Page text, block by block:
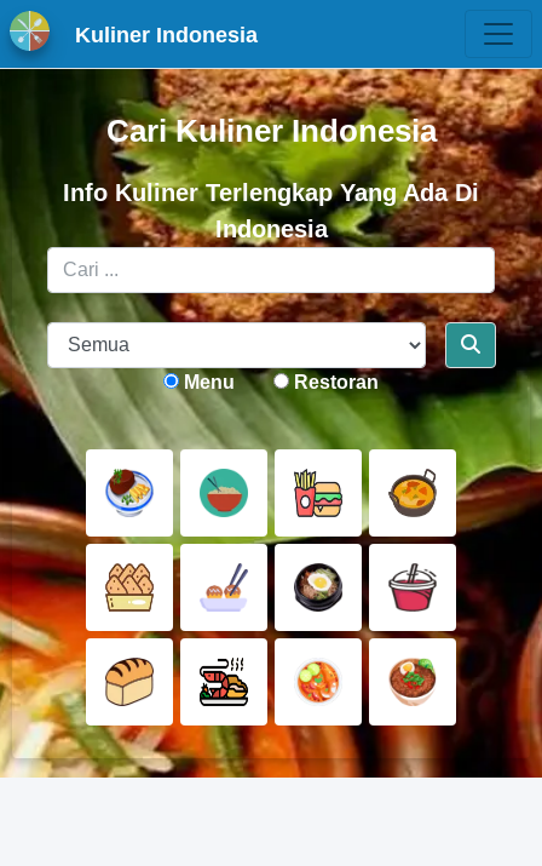
Kuliner Indonesia
Cari Kuliner Indonesia
Info Kuliner Terlengkap Yang Ada Di
Indonesia
Menu Restoran